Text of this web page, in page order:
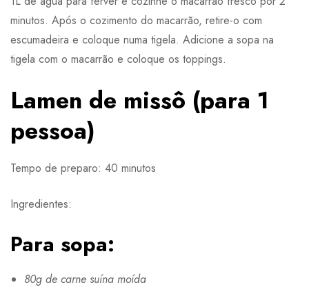
minutos. Após o cozimento do macarrão, retire-o com
escumadeira e coloque numa tigela. Adicione a sopa na
tigela com o macarrão e coloque os toppings.
Lamen de missô (para 1
pessoa)
Tempo de preparo: 40 minutos
Ingredientes:
Para sopa:
80g de carne suína moída